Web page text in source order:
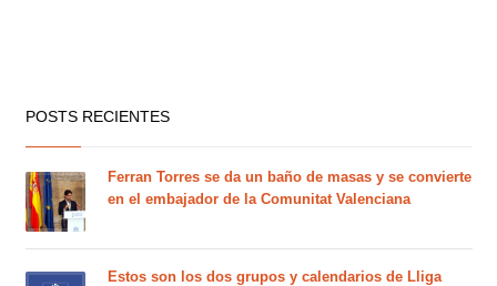
POSTS RECIENTES
Ferran Torres se da un baño de masas y se convierte
en el embajador de la Comunitat Valenciana
Estos son los dos grupos y calendarios de Lliga